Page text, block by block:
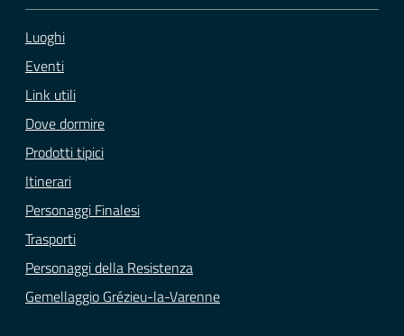
Luoghi
Eventi
Link utili
Dove dormire
Prodotti tipici
Itinerari
Personaggi Finalesi
Trasporti
Personaggi della Resistenza
Gemellaggio Grézieu-la-Varenne